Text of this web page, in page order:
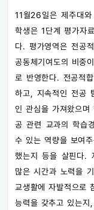
11월26일은 제주대
학생은 1단계 평가자
다. 평가영역은 전공
공동체기여도의 비중
로 반영한다. 전공적
하고, 지속적인 전공
인 관심을 가져왔으
공 관련 교과의 학습
수 있는 역량을 보여
했는지 등을 살핀다.
많은 시간과 노력을
교생활에 자발적으로
능력을 갖추고 있는